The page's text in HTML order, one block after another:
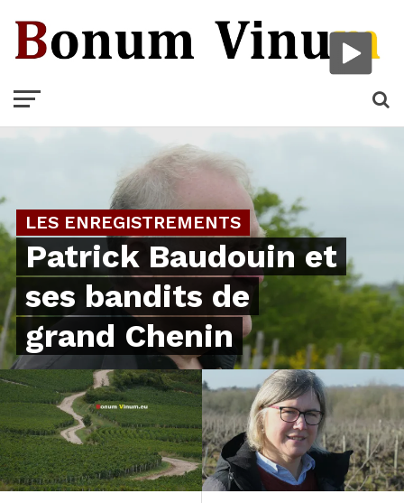
LES ENREGISTREMENTS
Patrick Baudouin et
ses bandits de
grand Chenin